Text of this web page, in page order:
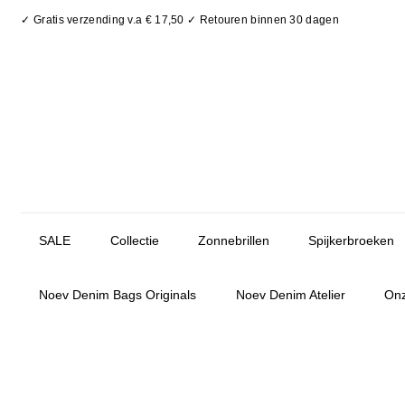
✓ Gratis verzending v.a € 17,50 ✓ Retouren binnen 30 dagen
SALE Collectie Zonnebrillen Spijkerbroeken
Noev Denim Bags Originals Noev Denim Atelier